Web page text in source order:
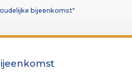
bijeenkomst"